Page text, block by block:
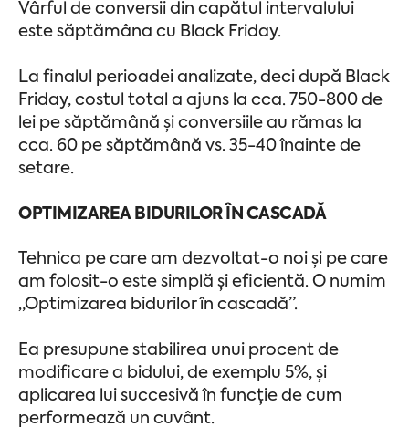
Vârful de conversii din capătul intervalului
este săptămâna cu Black Friday.
La finalul perioadei analizate, deci după Black
Friday, costul total a ajuns la cca. 750-800 de
lei pe săptămână și conversiile au rămas la
cca. 60 pe săptămână vs. 35-40 înainte de
setare.
OPTIMIZAREA BIDURILOR ÎN CASCADĂ
Tehnica pe care am dezvoltat-o noi și pe care
am folosit-o este simplă și eficientă. O numim
„Optimizarea bidurilor în cascadă”.
Ea presupune stabilirea unui procent de
modificare a bidului, de exemplu 5%, și
aplicarea lui succesivă în funcție de cum
performează un cuvânt.